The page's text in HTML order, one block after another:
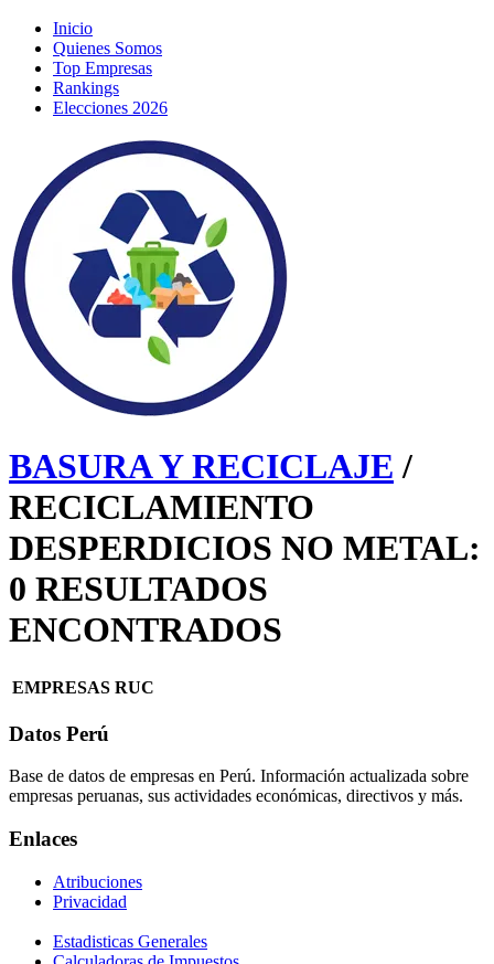
Inicio
Quienes Somos
Top Empresas
Rankings
Elecciones 2026
BASURA Y RECICLAJE /
RECICLAMIENTO
DESPERDICIOS NO METAL:
0 RESULTADOS
ENCONTRADOS
EMPRESAS RUC
Datos Perú
Base de datos de empresas en Perú. Información actualizada sobre
empresas peruanas, sus actividades económicas, directivos y más.
Enlaces
Atribuciones
Privacidad
Estadisticas Generales